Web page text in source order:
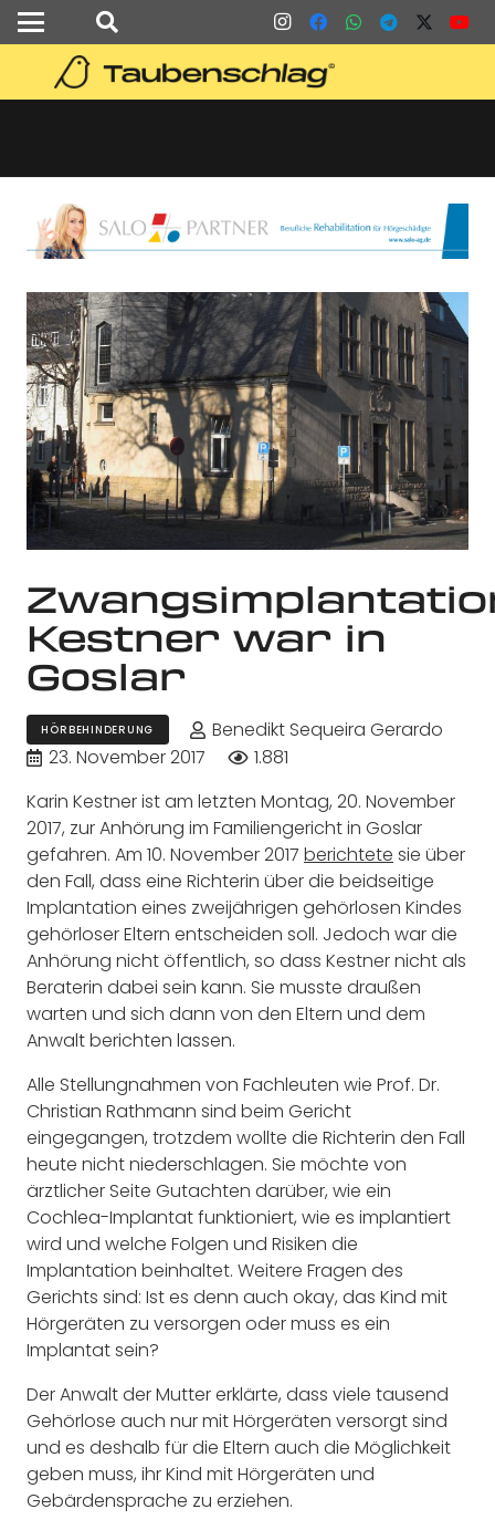
Kestner war in
Goslar
HÖRBEHINDERUNG
Benedikt Sequeira Gerardo
23. November 2017
1.881
Karin Kestner ist am letzten Montag, 20. November
2017, zur Anhörung im Familiengericht in Goslar
gefahren. Am 10. November 2017 berichtete sie über
den Fall, dass eine Richterin über die beidseitige
Implantation eines zweijährigen gehörlosen Kindes
gehörloser Eltern entscheiden soll. Jedoch war die
Anhörung nicht öffentlich, so dass Kestner nicht als
Beraterin dabei sein kann. Sie musste draußen
warten und sich dann von den Eltern und dem
Anwalt berichten lassen.
Alle Stellungnahmen von Fachleuten wie Prof. Dr.
Christian Rathmann sind beim Gericht
eingegangen, trotzdem wollte die Richterin den Fall
heute nicht niederschlagen. Sie möchte von
ärztlicher Seite Gutachten darüber, wie ein
Cochlea-Implantat funktioniert, wie es implantiert
wird und welche Folgen und Risiken die
Implantation beinhaltet. Weitere Fragen des
Gerichts sind: Ist es denn auch okay, das Kind mit
Hörgeräten zu versorgen oder muss es ein
Implantat sein?
Der Anwalt der Mutter erklärte, dass viele tausend
Gehörlose auch nur mit Hörgeräten versorgt sind
und es deshalb für die Eltern auch die Möglichkeit
geben muss, ihr Kind mit Hörgeräten und
Gebärdensprache zu erziehen.